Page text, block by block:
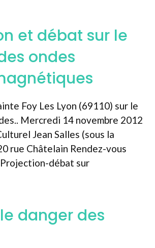
et débat sur le
ondes
Foy Les Lyon (69110) sur le
Mercredi 14 novembre 2012
Jean Salles (sous la
rue Châtelain Rendez-vous
débat sur
danger des